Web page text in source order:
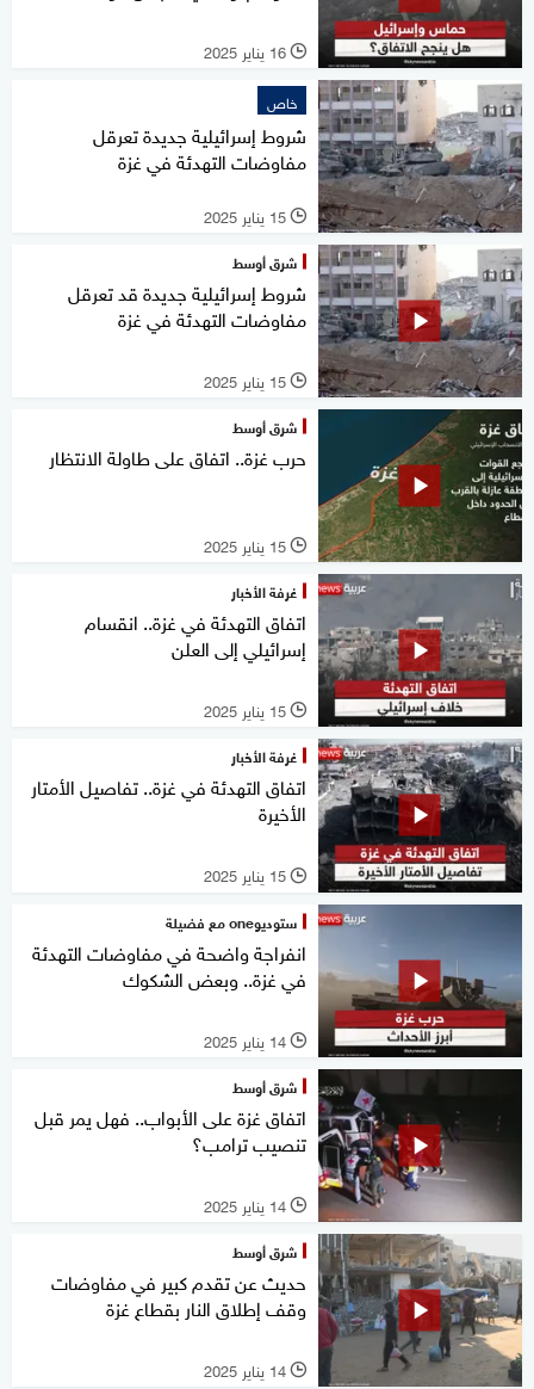
l 16 يناير 2025
خاص
شروط إسرائيلية جديدة تعرقل
مفاوضات التهدئة في غزة
l 15 يناير 2025
شرق أوسط
شروط إسرائيلية جديدة قد تعرقل
مفاوضات التهدئة في غزة
l 15 يناير 2025
شرق أوسط
حرب غزة.. اتفاق على طاولة الانتظار
l 15 يناير 2025
غرفة الأخبار
اتفاق التهدئة في غزة.. انقسام
إسرائيلي إلى العلن
l 15 يناير 2025
غرفة الأخبار
اتفاق التهدئة في غزة.. تفاصيل الأمتار
الأخيرة
l 15 يناير 2025
ستوديوone مع فضيلة
انفراجة واضحة في مفاوضات التهدئة
في غزة.. وبعض الشكوك
l 14 يناير 2025
شرق أوسط
اتفاق غزة على الأبواب.. فهل يمر قبل
تنصيب ترامب؟
l 14 يناير 2025
شرق أوسط
حديث عن تقدم كبير في مفاوضات
وقف إطلاق النار بقطاع غزة
l 14 يناير 2025